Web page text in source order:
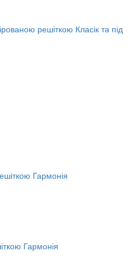
решіткою Класік та під
Гармонія